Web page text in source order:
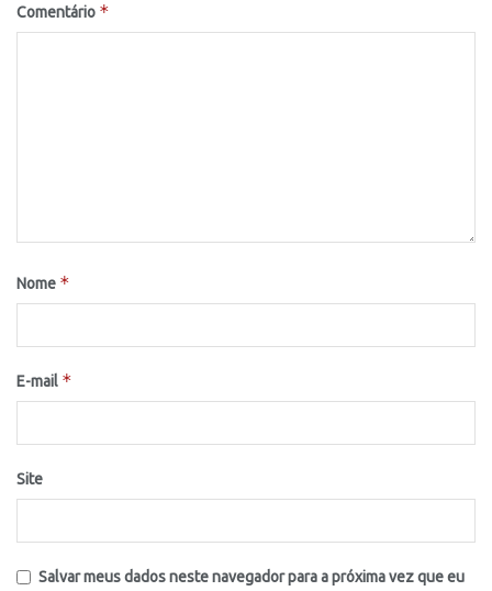
Comentário *
Nome *
E-mail *
Site
Salvar meus dados neste navegador para a próxima vez que eu